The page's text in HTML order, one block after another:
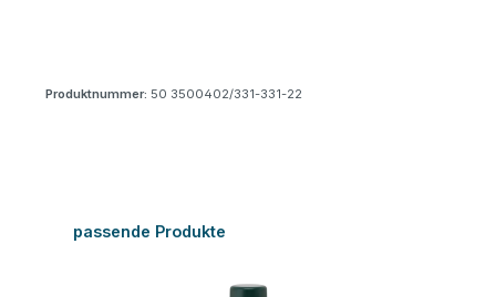
Produktnummer: 50 3500402/331-331-22
Produktgalerie überspringen
passende Produkte